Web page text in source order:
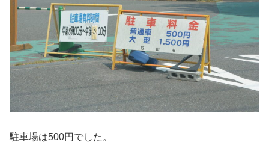
駐車場は500円でした。